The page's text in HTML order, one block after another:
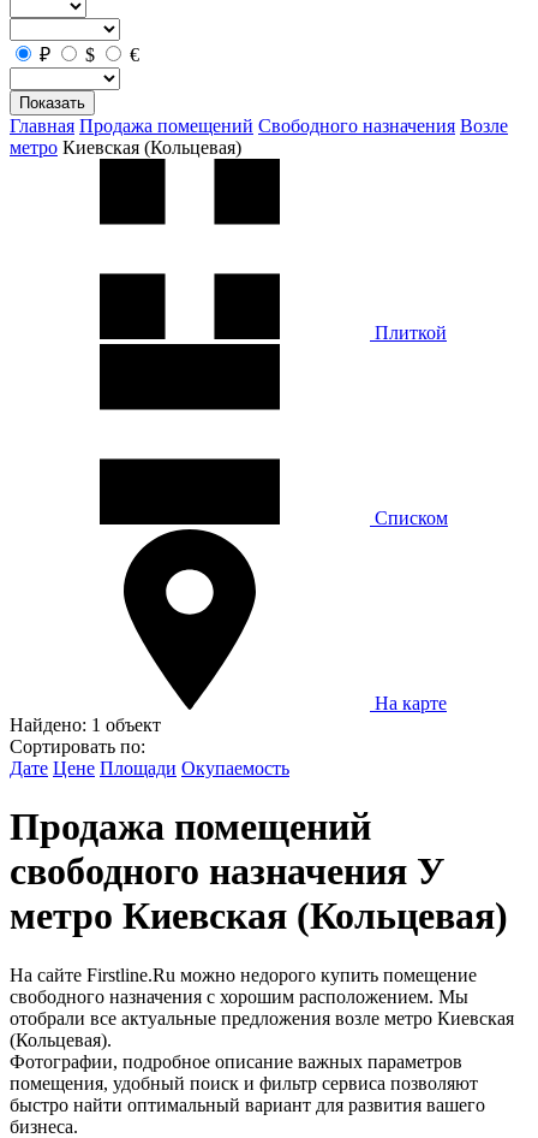
₽ $ €
Показать
Главная Продажа помещений Свободного назначения Возле
метро Киевская (Кольцевая)
Плиткой
Списком
На карте
Найдено: 1 объект
Сортировать по:
Дате Цене Площади Окупаемость
Продажа помещений
свободного назначения У
метро Киевская (Кольцевая)
На сайте Firstline.Ru можно недорого купить помещение
свободного назначения с хорошим расположением. Мы
отобрали все актуальные предложения возле метро Киевская
(Кольцевая).
Фотографии, подробное описание важных параметров
помещения, удобный поиск и фильтр сервиса позволяют
быстро найти оптимальный вариант для развития вашего
бизнеса.